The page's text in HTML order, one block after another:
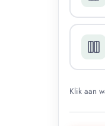
Klik aan